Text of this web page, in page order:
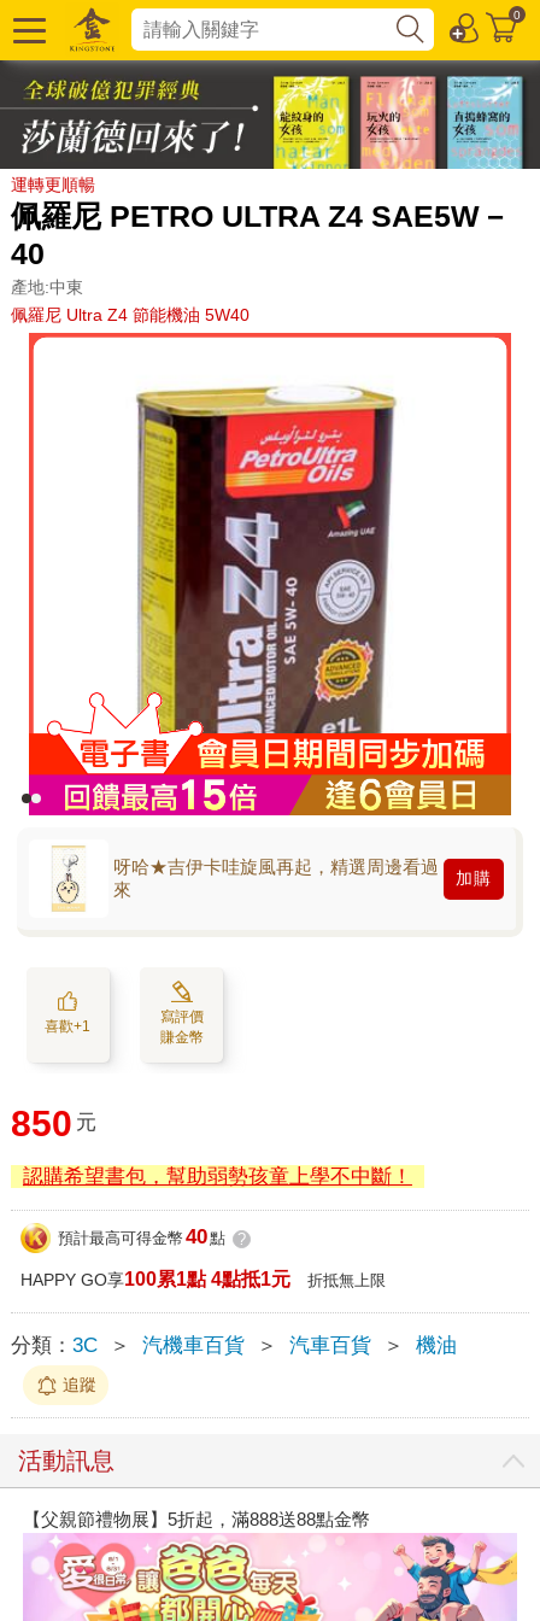
0
運轉更順暢
佩羅尼 PETRO ULTRA Z4 SAE5W－
40
產地:中東
佩羅尼 Ultra Z4 節能機油 5W40
呀哈★吉伊卡哇旋風再起，精選周邊看過
來
加購
喜歡+1
寫評價
賺金幣
850 元
認購希望書包，幫助弱勢孩童上學不中斷！
預計最高可得金幣 40點 ?
HAPPY GO享100累1點 4點抵1元 折抵無上限
分類： 3C ＞ 汽機車百貨 ＞ 汽車百貨 ＞ 機油
追蹤
活動訊息
【父親節禮物展】5折起，滿888送88點金幣